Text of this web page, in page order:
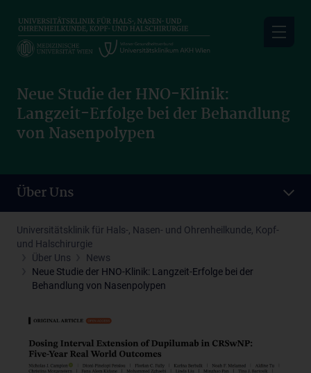
main
content
Neue Studie der HNO-Klinik:
Langzeit-Erfolge bei der Behandlung
von Nasenpolypen
Über Uns
Universitätsklinik für Hals-, Nasen- und Ohrenheilkunde, Kopf-
und Halschirurgie
Über Uns
News
Neue Studie der HNO-Klinik: Langzeit-Erfolge bei der
Behandlung von Nasenpolypen